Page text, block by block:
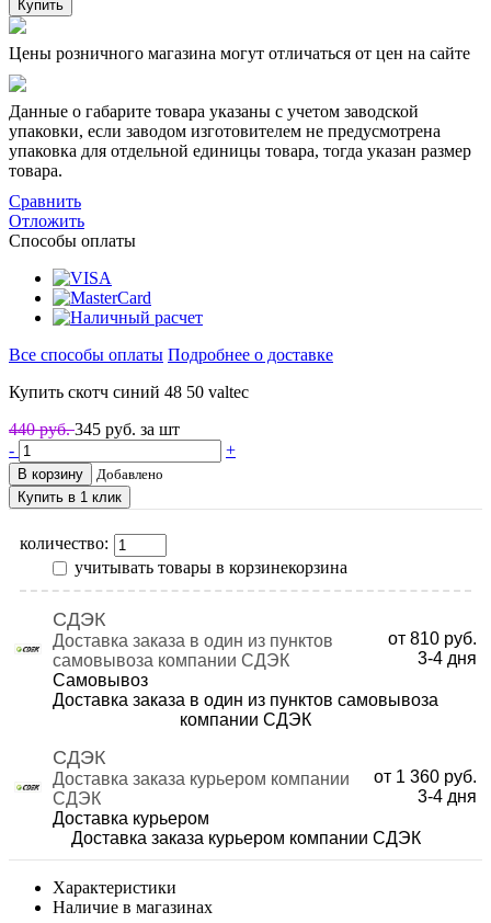
Купить
Цены розничного магазина могут отличаться от цен на сайте
Данные о габарите товара указаны с учетом заводской
упаковки, если заводом изготовителем не предусмотрена
упаковка для отдельной единицы товара, тогда указан размер
товара.
Сравнить
Отложить
Способы оплаты
Все способы оплаты Подробнее о доставке
Купить скотч синий 48 50 valtec
440 руб.345 руб. за шт
-
+
В корзину
Добавлено
Купить в 1 клик
количество:
учитывать товары в корзинекорзина
СДЭК
Доставка заказа в один из пунктов
самовывоза компании СДЭК
Самовывоз
от 810 руб.
3-4 дня
Доставка заказа в один из пунктов самовывоза
компании СДЭК
СДЭК
Доставка заказа курьером компании
СДЭК
Доставка курьером
от 1 360 руб.
3-4 дня
Доставка заказа курьером компании СДЭК
Характеристики
Наличие в магазинах